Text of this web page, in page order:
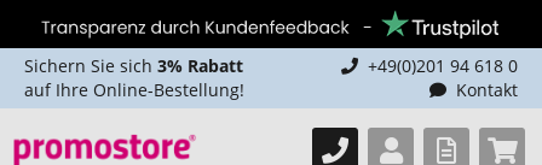
Sichern Sie sich 3% Rabatt
auf Ihre Online-Bestellung!
+49(0)201 94 618 0
Kontakt